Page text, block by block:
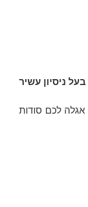
ניסיון עשיר
אגלה לכם סודות